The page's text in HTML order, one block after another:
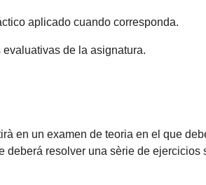
aplicado cuando corresponda.
de la asignatura.
en un examen de teoria en el que
deberá resolver una sèrie de ejercicios